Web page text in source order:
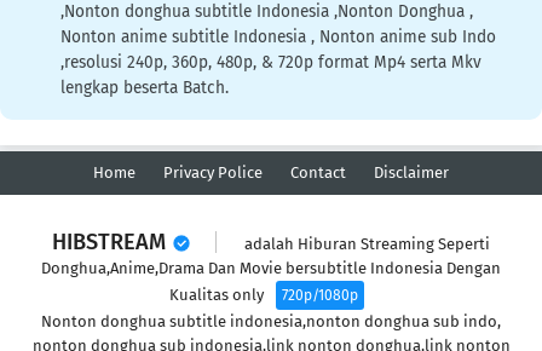
,Nonton donghua subtitle Indonesia ,Nonton Donghua ,
Nonton anime subtitle Indonesia , Nonton anime sub Indo
,resolusi 240p, 360p, 480p, & 720p format Mp4 serta Mkv
lengkap beserta Batch.
Home Privacy Police Contact Disclaimer
HIBSTREAM
adalah Hiburan Streaming Seperti
Donghua,Anime,Drama Dan Movie bersubtitle Indonesia Dengan
Kualitas only
720p/1080p
Nonton donghua subtitle indonesia,nonton donghua sub indo,
nonton donghua sub indonesia,link nonton donghua,link nonton